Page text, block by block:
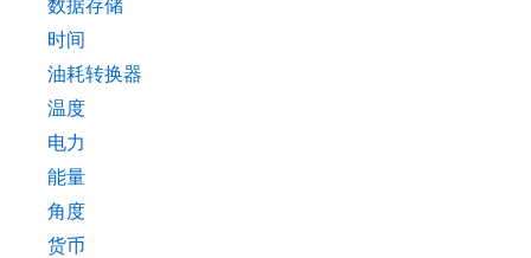
数据存储
时间
油耗转换器
温度
电力
能量
角度
货币